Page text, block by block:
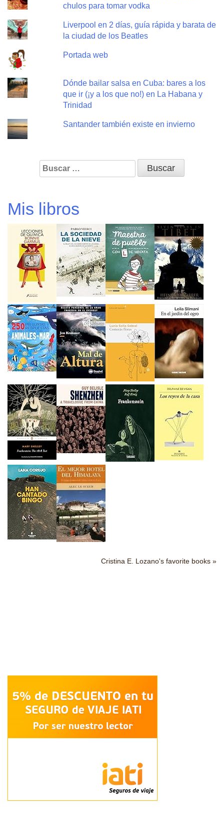
chulos para tomar vodka
Liverpool en 2 días, guía rápida y barata de
la ciudad de los Beatles
Portada web
Dónde bailar salsa en Cuba: bares a los
que ir (¡y a los que no!) en La Habana y
Trinidad
Santander también existe en invierno
Buscar:
Mis libros
Cristina E. Lozano's favorite books »